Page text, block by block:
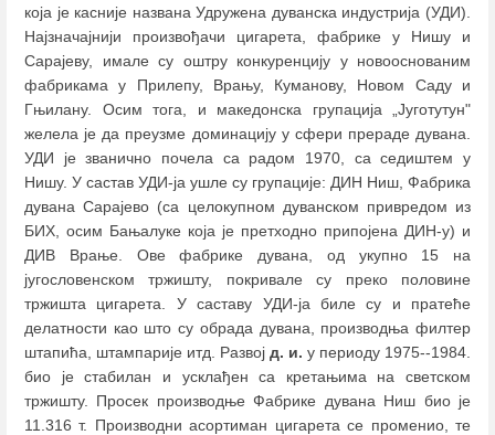
која је касније названа Удружена дуванска индустрија (УДИ).
Најзначајнији произвођачи цигарета, фабрике у Нишу и
Сарајеву, имале су оштру конкуренцију у новооснованим
фабрикама у Прилепу, Врању, Куманову, Новом Саду и
Гњилану. Осим тога, и македонска групација „Југотутун"
желела је да преузме доминацију у сфери прераде дувана.
УДИ је званично почела са радом 1970, са седиштем у
Нишу. У састав УДИ-ја ушле су групације: ДИН Ниш, Фабрика
дувана Сарајево (са целокупном дуванском привредом из
БИХ, осим Бањалуке која је претходно припојена ДИН-у) и
ДИВ Врање. Ове фабрике дувана, од укупно 15 на
југословенском тржишту, покривале су преко половине
тржишта цигарета. У саставу УДИ-ја биле су и пратеће
делатности као што су обрада дувана, производња филтер
штапића, штампарије итд. Развој д. и. у периоду 1975--1984.
био је стабилан и усклађен са кретањима на светском
тржишту. Просек производње Фабрике дувана Ниш био је
11.316 т. Производни асортиман цигарета се променио, те